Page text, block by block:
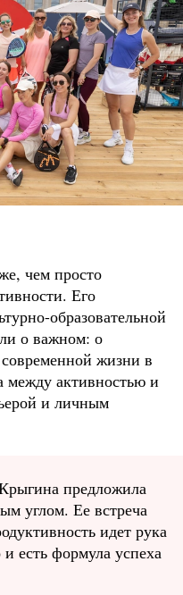
чем просто
Его
образовательной
о важном: о
жизни в
между активностью и
и личным
предложила
углом. Ее встреча
идет рука
есть формула успеха